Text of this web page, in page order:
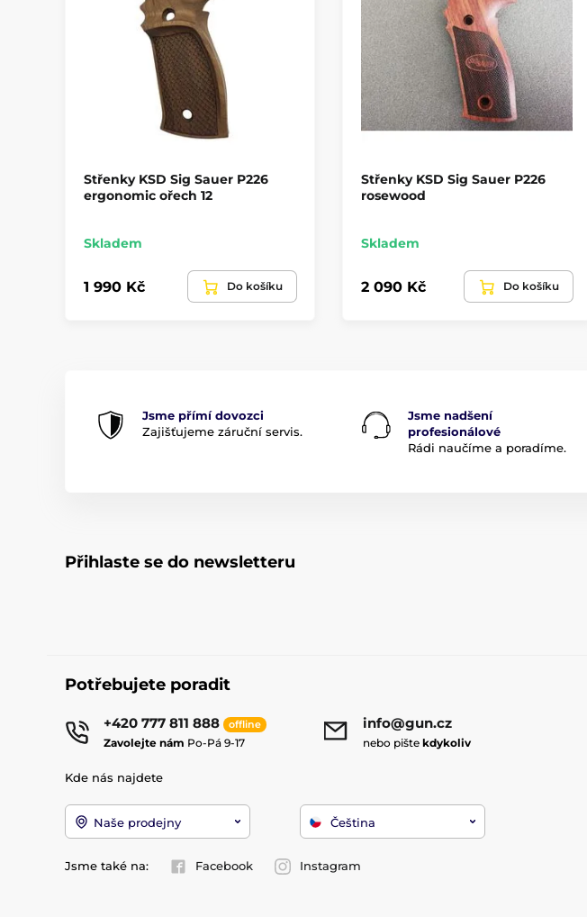
Střenky KSD Sig Sauer P226
ergonomic ořech 12
Skladem
1 990 Kč Do košíku
Střenky KSD Sig Sauer P226
rosewood
Skladem
2 090 Kč Do košíku
Jsme přímí dovozci
Zajišťujeme záruční servis.
Jsme nadšení
profesionálové
Rádi naučíme a poradíme.
Přihlaste se do newsletteru
Potřebujete poradit
+420 777 811 888 offline
Zavolejte nám Po-Pá 9-17
info@gun.cz
nebo pište kdykoliv
Kde nás najdete
Naše prodejny Čeština
Jsme také na: Facebook Instagram